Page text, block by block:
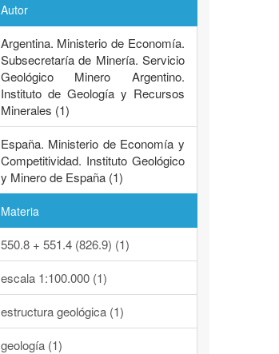
Autor
Argentina. Ministerio de Economía.
Subsecretaría de Minería. Servicio
Geológico Minero Argentino.
Instituto de Geología y Recursos
Minerales (1)
España. Ministerio de Economía y
Competitividad. Instituto Geológico
y Minero de España (1)
Materia
550.8 + 551.4 (826.9) (1)
escala 1:100.000 (1)
estructura geológica (1)
geología (1)